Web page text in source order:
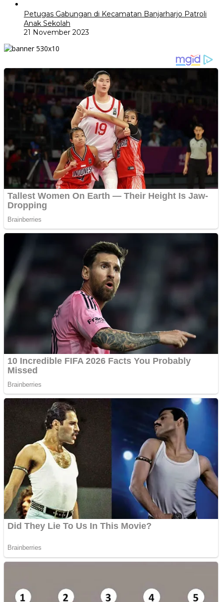
Petugas Gabungan di Kecamatan Banjarharjo Patroli
Anak Sekolah
21 November 2023